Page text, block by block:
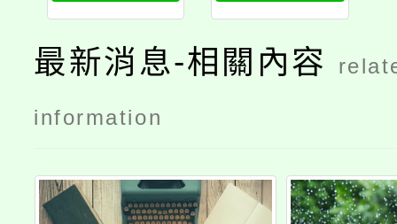
最新消息-相關內容
information